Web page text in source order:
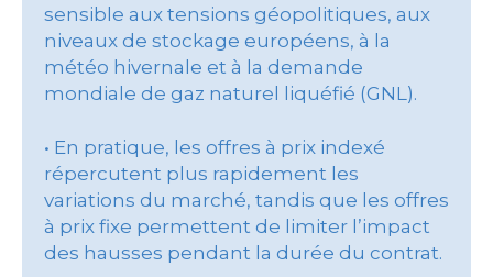
sensible aux tensions géopolitiques, aux
niveaux de stockage européens, à la
météo hivernale et à la demande
mondiale de gaz naturel liquéfié (GNL).
• En pratique, les offres à prix indexé
répercutent plus rapidement les
variations du marché, tandis que les offres
à prix fixe permettent de limiter l’impact
des hausses pendant la durée du contrat.